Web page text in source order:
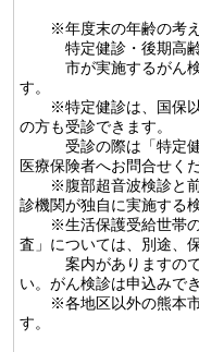
※年度末の年齢の考え
特定健診・後期高齢者
市が実施するがん検
す。
※特定健診は、国保以
の方も受診できます。
受診の際は「特定健
医療保険者へお問合せくだ
※腹部超音波検診と前
診機関が独自に実施する
※生活保護受給世帯の
査」については、別途、
案内がありますので
い。がん検診は申込みでき
※各地区以外の熊本市
す。